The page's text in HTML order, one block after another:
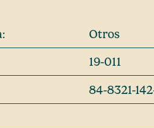
Otros
19-011
84-8321-